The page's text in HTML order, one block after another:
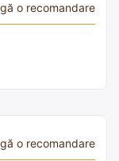
o recomandare
o recomandare